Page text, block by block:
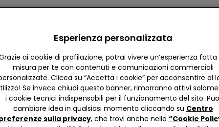
Trova negozio
Esperienza personalizzata
ai cookie di profilazione, potrai vivere un’esperienza fatta
misura per te con contenuti e comunicazioni commerciali
Clicca su “Accetta i cookie” per acconsentire al
Se invece chiudi questo banner, rimarranno attivi
i cookie tecnici indispensabili per il funzionamento del sito.
cambiare idea in qualsiasi momento cliccando su Centro
sulla privacy, che trovi anche nella “Cookie